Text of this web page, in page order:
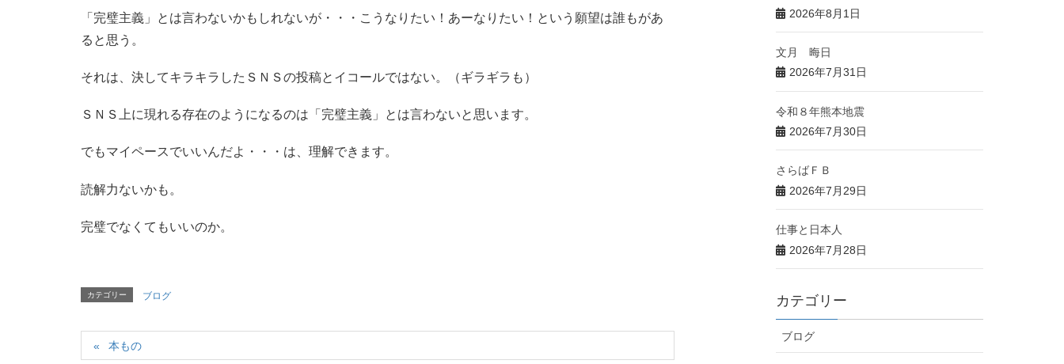
「完璧主義」とは言わないかもしれないが・・・こうなりたい！あーなりたい！という願望は誰もがあ
ると思う。
それは、決してキラキラしたＳＮＳの投稿とイコールではない。（ギラギラも）
ＳＮＳ上に現れる存在のようになるのは「完璧主義」とは言わないと思います。
でもマイペースでいいんだよ・・・は、理解できます。
読解力ないかも。
完璧でなくてもいいのか。
カテゴリー ブログ
本もの
2026年8月1日
文月 晦日
2026年7月31日
令和８年熊本地震
2026年7月30日
さらばＦＢ
2026年7月29日
仕事と日本人
2026年7月28日
カテゴリー
ブログ